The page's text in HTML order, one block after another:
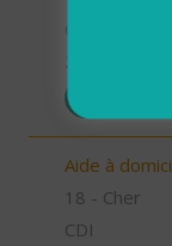
Aide à
18 - Cher
CDI